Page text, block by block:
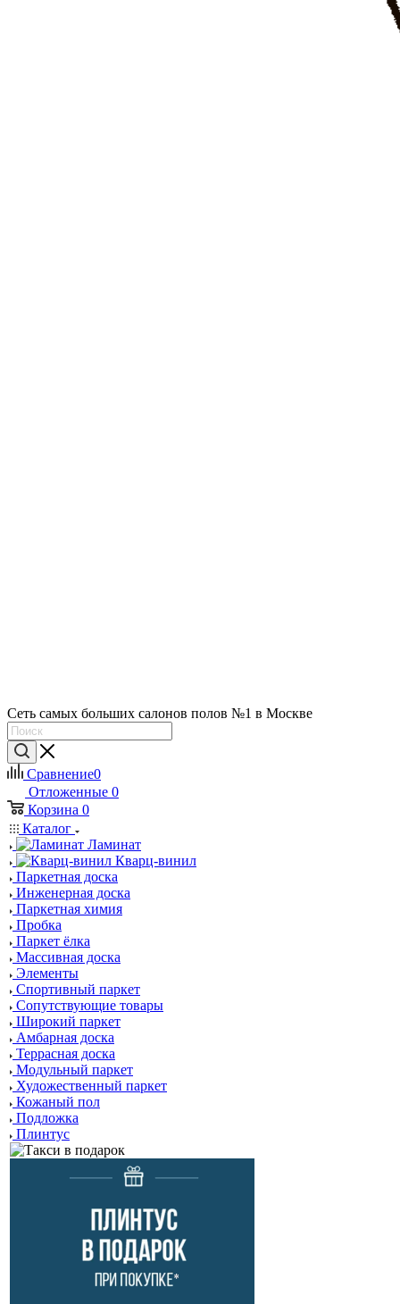
Сеть самых больших салонов полов №1 в Москве
Сравнение0
Отложенные 0
Корзина 0
Каталог
Ламинат
Кварц-винил
Паркетная доска
Инженерная доска
Паркетная химия
Пробка
Паркет ёлка
Массивная доска
Элементы
Спортивный паркет
Сопутствующие товары
Широкий паркет
Амбарная доска
Террасная доска
Модульный паркет
Художественный паркет
Кожаный пол
Подложка
Плинтус